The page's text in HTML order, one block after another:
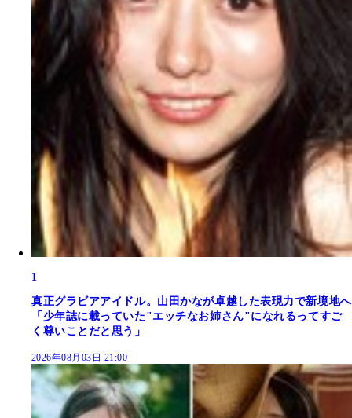
1
真正グラビアアイドル。山田かなが卓越した表現力で新境地へ
「少年誌に載っていた"エッチなお姉さん"になれるってすご
く尊いことだと思う」
2026年08月03日 21:00